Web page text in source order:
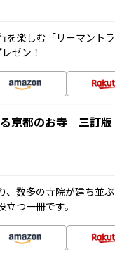
を楽しむ「リーマント
ゼン！
京都のお寺 三訂版
、数多の寺院が建ち並
つ一冊です。